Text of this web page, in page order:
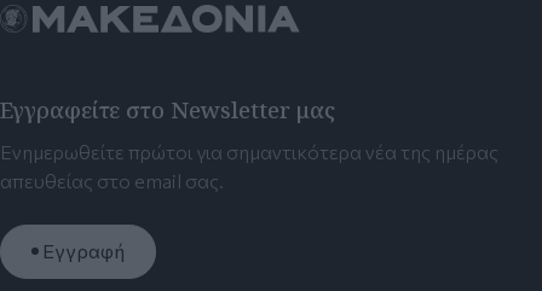
Εγγραφείτε στο Newsletter μας
Ενημερωθείτε πρώτοι για σημαντικότερα νέα της ημέρας
απευθείας στο email σας.
Εγγραφή